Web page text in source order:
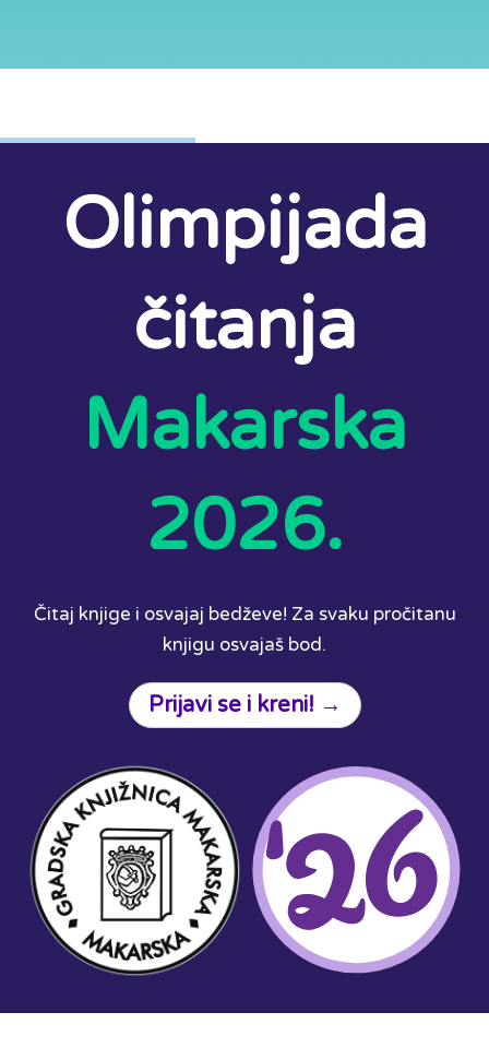
Olimpijada
čitanja
Makarska
2026.
Čitaj knjige i osvajaj bedževe! Za svaku pročitanu
knjigu osvajaš bod.
Prijavi se i kreni! →